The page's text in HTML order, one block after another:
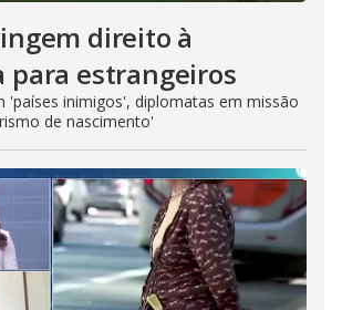
direito à
para estrangeiros
'países inimigos', diplomatas em missão
de nascimento'